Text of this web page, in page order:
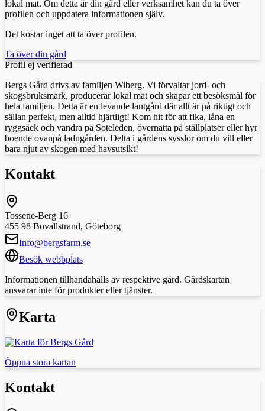
lokal mat. Om detta är din gård eller verksamhet kan du ta över
profilen och uppdatera informationen själv.
Det kostar inget att ta över profilen.
Ta över din gård
Profil ej verifierad
Bergs Gård drivs av familjen Wiberg. Vi förvaltar jord- och
skogsbruksmark, producerar lokal mat och skapar ett besöksmål för
hela familjen. Detta är en levande lantgård där allt är på riktigt och
sällan perfekt, men alltid hjärtligt! Kom hit för att fika, låna en
ryggsäck och vandra på Soteleden, övernatta på ställplatser eller hyr
boende ovanpå ladugården. Delta i gårdens sysslor om du vill eller
bara njut av skogen med havsutsikt!
Kontakt
Tossene-Berg 16
455 98 Bovallstrand, Göteborg
Info@bergsfarm.se
Besök webbplats
Informationen tillhandahålls av respektive gård. Gårdskartan
ansvarar inte för produkter eller tjänster.
Karta
Öppna stora kartan
Kontakt